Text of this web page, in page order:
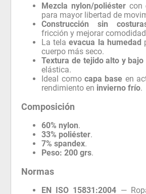
Mezcla nylon/poliéstercon
para mayor libertad de
Construcción sin
fricción y mejorar
La telaevacua la humedad
cuerpo más seco.
Textura de tejido alto y bajo
elástica.
Ideal comocapa base en
rendimiento en invierno frío.
Composición
60% nylon.
33% poliéster.
7% spandex.
Peso: 200 grs.
Normas
EN ISO 15831:2004 —